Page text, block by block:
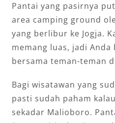
Pantai yang pasirnya
area camping ground
yang berlibur ke Jogja.
memang luas, jadi
bersama teman-teman
Bagi wisatawan yang
pasti sudah paham
sekadar Malioboro.